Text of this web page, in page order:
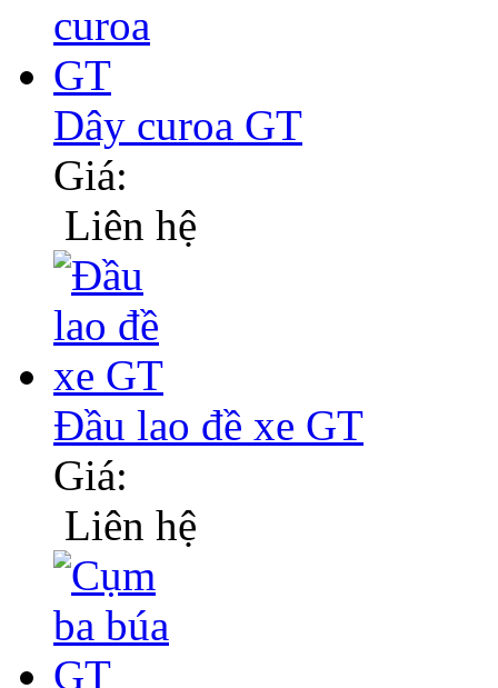
Dây curoa GT
Giá:
Liên hệ
Đầu lao đề xe GT
Giá:
Liên hệ